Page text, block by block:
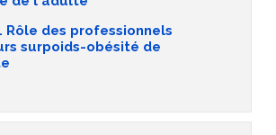
Rôle des professionnels
surpoids-obésité de